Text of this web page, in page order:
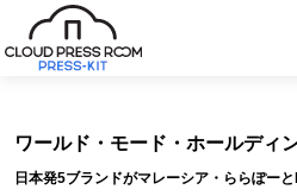
ワールド・モード・ホールディ
日本発5ブランドがマレーシア・ららぽー